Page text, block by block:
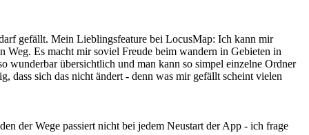
gefällt. Mein Lieblingsfeature bei LocusMap: Ich kann mir
Weg. Es macht mir soviel Freude beim wandern in Gebieten in
wunderbar übersichtlich und man kann so simpel einzelne Ordner
dass sich das nicht ändert - denn was mir gefällt scheint vielen
der Wege passiert nicht bei jedem Neustart der App - ich frage